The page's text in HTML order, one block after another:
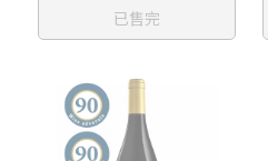
已售完